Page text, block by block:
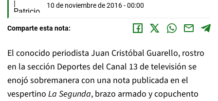
10 de noviembre de 2016 - 00:00
Comparte esta nota:
El conocido periodista Juan Cristóbal Guarello, rostro
en la sección Deportes del Canal 13 de televisión se
enojó sobremanera con una nota publicada en el
vespertino La Segunda, brazo armado y copuchento